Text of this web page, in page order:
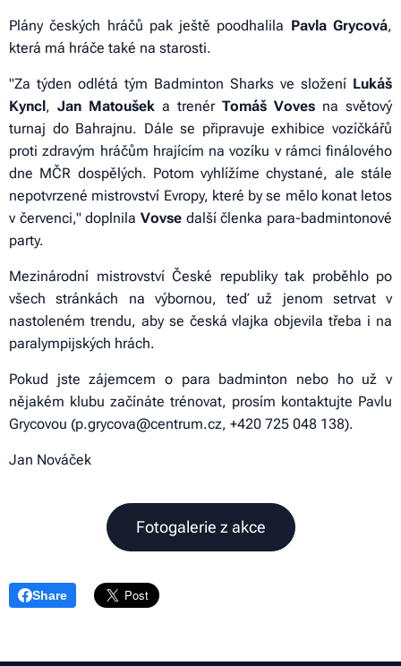
Plány českých hráčů pak ještě poodhalila Pavla Grycová,
která má hráče také na starosti.
"Za týden odlétá tým Badminton Sharks ve složení Lukáš
Kyncl, Jan Matoušek a trenér Tomáš Voves na světový
turnaj do Bahrajnu. Dále se připravuje exhibice vozíčkářů
proti zdravým hráčům hrajícím na vozíku v rámci finálového
dne MČR dospělých. Potom vyhlížíme chystané, ale stále
nepotvrzené mistrovství Evropy, které by se mělo konat letos
v červenci," doplnila Vovse další členka para-badmintonové
party.
Mezinárodní mistrovství České republiky tak proběhlo po
všech stránkách na výbornou, teď už jenom setrvat v
nastoleném trendu, aby se česká vlajka objevila třeba i na
paralympijských hrách.
Pokud jste zájemcem o para badminton nebo ho už v
nějakém klubu začínáte trénovat, prosím kontaktujte Pavlu
Grycovou (p.grycova@centrum.cz, +420 725 048 138).
Jan Nováček
Fotogalerie z akce
Share